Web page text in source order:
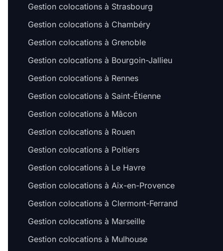
Gestion colocations à Strasbourg
Gestion colocations à Chambéry
Gestion colocations à Grenoble
Gestion colocations à Bourgoin-Jallieu
Gestion colocations à Rennes
Gestion colocations à Saint-Étienne
Gestion colocations à Mâcon
Gestion colocations à Rouen
Gestion colocations à Poitiers
Gestion colocations à Le Havre
Gestion colocations à Aix-en-Provence
Gestion colocations à Clermont-Ferrand
Gestion colocations à Marseille
Gestion colocations à Mulhouse